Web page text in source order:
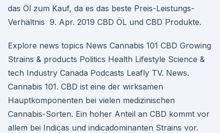
das Öl zum Kauf, da es das beste Preis-Leistungs-
Verhältnis 9. Apr. 2019 CBD ÖL und CBD Produkte.
Explore news topics News Cannabis 101 CBD Growing
Strains & products Politics Health Lifestyle Science &
tech Industry Canada Podcasts Leafly TV. News.
Cannabis 101. CBD ist eine der wirksamen
Hauptkomponenten bei vielen medizinischen
Cannabis-Sorten. Ein hoher Anteil an CBD kommt vor
allem bei Indicas und indicadominanten Strains vor.